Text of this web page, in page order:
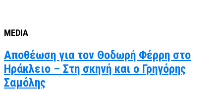
MEDIA
Αποθέωση για τον Θοδωρή Φέρρη στο
Ηράκλειο – Στη σκηνή και ο Γρηγόρης
Σαμόλης